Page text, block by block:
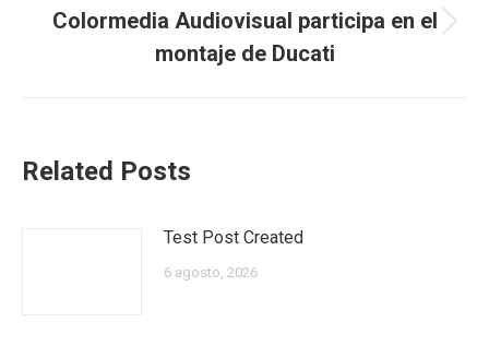
Publicación
siguiente:
Colormedia Audiovisual participa en el
montaje de Ducati
Related Posts
Test Post Created
6 agosto, 2026